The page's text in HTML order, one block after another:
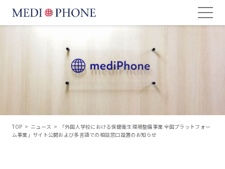
TOP > ニュース >
「外国人学校における保健衛生環境整備事業 全国プラットフォー
ム事業」サイト公開および多言語での相談窓口設置のお知らせ